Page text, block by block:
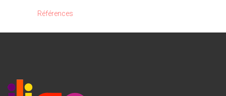
Références